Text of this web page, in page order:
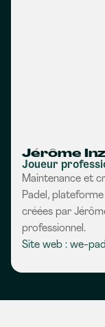
Jérôme
Joueur
Maintenance et
Padel,
créées par
professionnel.
Site web : we-